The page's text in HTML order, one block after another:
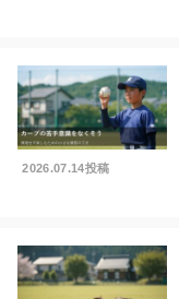
2026.07.14投稿